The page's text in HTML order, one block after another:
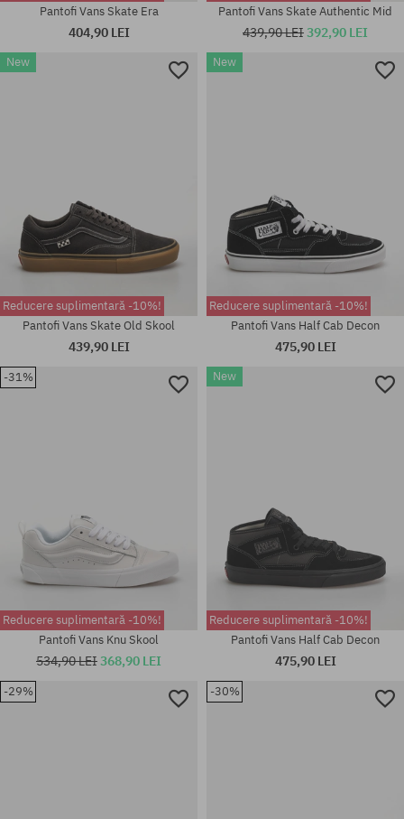
Mărimi existente:
Mărimi existente:
Pantofi Vans Skate Era
404,90 LEI
Mărimi existente:
Pantofi Vans Skate Authentic Mid
439,90 LEI392,90 LEI
New
Reducere suplimentară -10%!
Pantofi Vans Skate Old Skool
439,90 LEI
New
Mărimi existente:
Reducere suplimentară -10%!
Pantofi Vans Half Cab Decon
475,90 LEI
-31%
Reducere suplimentară -10%!
Pantofi Vans Knu Skool
534,90 LEI368,90 LEI
New
Reducere suplimentară -10%!
Pantofi Vans Half Cab Decon
475,90 LEI
-29% -30%